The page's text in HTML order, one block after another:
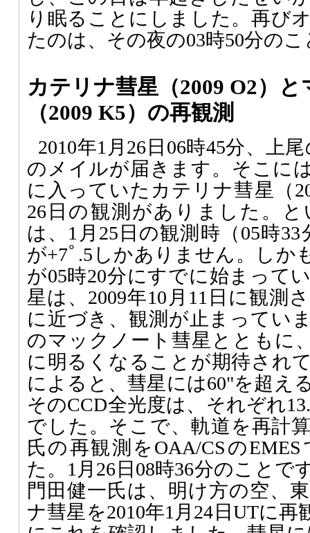
り眠ることにしました。再び
たのは、その夜の03時50分の
カテリナ彗星（2009 O2）
（2009 K5）の再観測
2010年1月26日06時45分、上
のメイルが届きます。そこに
に入っていたカテリナ彗星（
26日の観測がありました。
は、1月25日の観測時（05時
が+7ﾟ.5しかありません。しか
が05時20分にすでに始まって
星は、2009年10月11日に観測
に近づき、観測が止まってい
のマックノート彗星とともに
に明るくなることが期待され
によると、彗星には60"を超え
そのCCD全光度は、それぞれ
でした。そこで、軌道を再計
氏の再観測をOAA/CSの
た。1月26日08時36分のことで
門田健一氏は、明け方の空、
ナ彗星を2010年1月24日UTに再